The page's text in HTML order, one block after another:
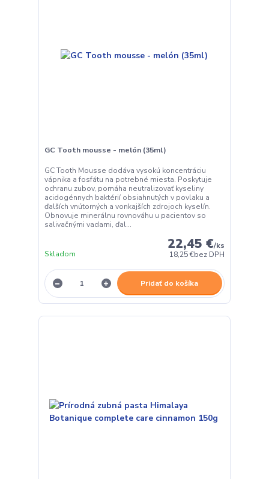
GC Tooth mousse - melón (35ml)
GC Tooth Mousse dodáva vysokú koncentráciu
vápnika a fosfátu na potrebné miesta. Poskytuje
ochranu zubov, pomáha neutralizovať kyseliny
acidogénnych baktérií obsiahnutých v povlaku a
ďalších vnútorných a vonkajších zdrojoch kyselín.
Obnovuje minerálnu rovnováhu u pacientov so
salivačnými vadami, ďal...
22,45 €/ks
18,25 €bez DPH
Skladom
Pridať do košíka